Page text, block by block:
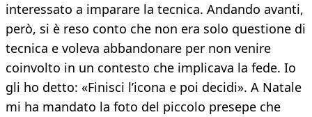
interessato a imparare la tecnica. Andando avanti,
però, si è reso conto che non era solo questione di
tecnica e voleva abbandonare per non venire
coinvolto in un contesto che implicava la fede. Io
gli ho detto: «Finisci l’icona e poi decidi». A Natale
mi ha mandato la foto del piccolo presepe che